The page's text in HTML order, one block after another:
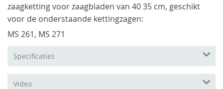
zaagketting voor zaagbladen van 40 35 cm, geschikt
voor de onderstaande kettingzagen:
MS 261, MS 271
Specificaties
Video